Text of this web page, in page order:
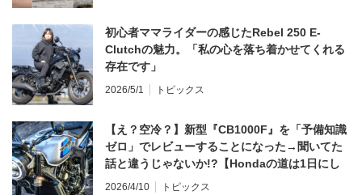
初心者ママライダーの感じたRebel 250 E-
Clutchの魅力。「私の心を落ち着かせてくれる
存在です」
2026/5/1 トピックス
【え？空冷？】新型『CB1000F』を「予備知識
ゼロ」でレビューすることになった→聞いてた
話と違うじゃないか!?【Hondaの道は1日にし
てならず／CB1000F ①第一印象 編】
2026/4/10 トピックス